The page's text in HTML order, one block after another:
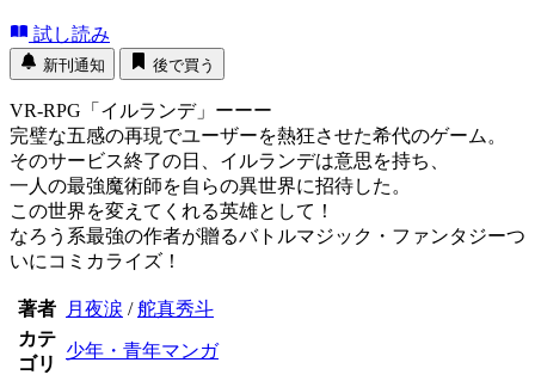
試し読み
新刊通知 後で買う
VR-RPG「イルランデ」ーーー
完璧な五感の再現でユーザーを熱狂させた希代のゲーム。
そのサービス終了の日、イルランデは意思を持ち、
一人の最強魔術師を自らの異世界に招待した。
この世界を変えてくれる英雄として！
なろう系最強の作者が贈るバトルマジック・ファンタジーつ
いにコミカライズ！
著者 月夜涙 /舵真秀斗
カテ
ゴリ
少年・青年マンガ